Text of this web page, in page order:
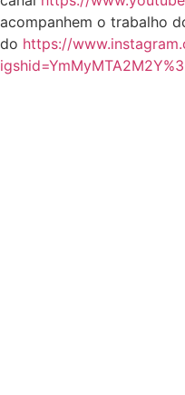
acompanhem o trabalho
do https://